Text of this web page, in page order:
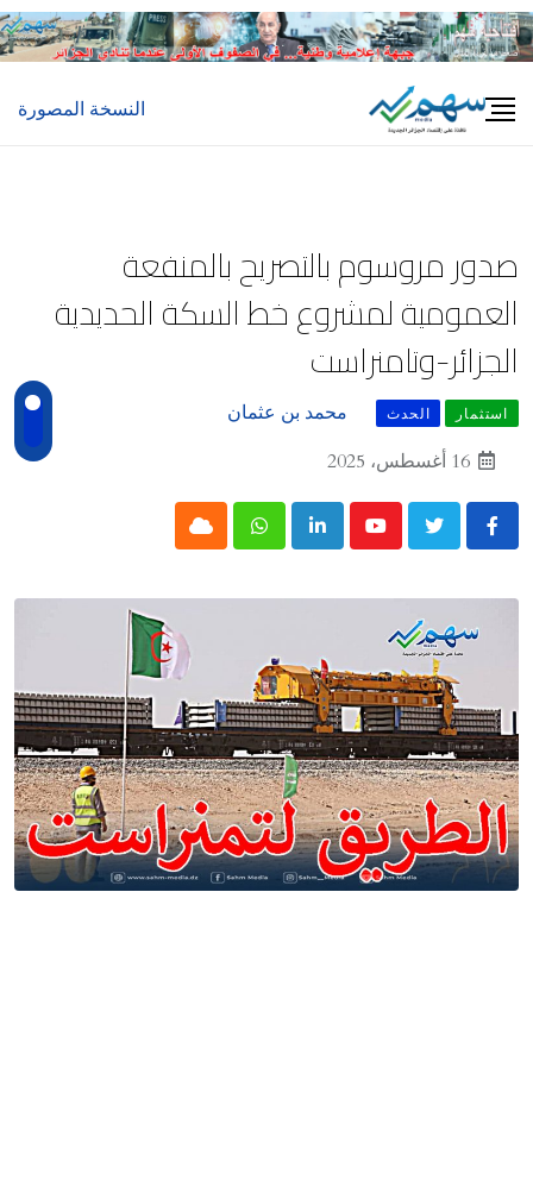
Skip
to
النسخة المصورة
صدور مروسوم بالتصريح بالمنفعة
العمومية لمشروع خط السكة الحديدية
الجزائر-وتامنراست
استثمار الحدث
محمد بن عثمان
16 أغسطس، 2025
Youtube
LinkedIn
Whatsapp
Cloud